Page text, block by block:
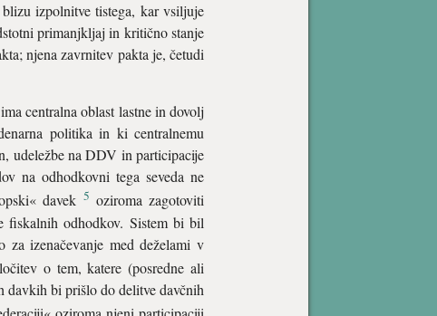
izpolnitve tistega, kar vsiljuje
primanjkljaj in kritično stanje
njena zavrnitev pakta je, četudi
centralna oblast lastne in dovolj
politika in ki centralnemu
udeležbe na DDV in participacije
na odhodkovni tega seveda ne
davek5 oziroma zagotoviti
fiskalnih odhodkov. Sistem bi bil
za izenačevanje med deželami v
o tem, katere (posredne ali
davkih bi prišlo do delitve davčnih